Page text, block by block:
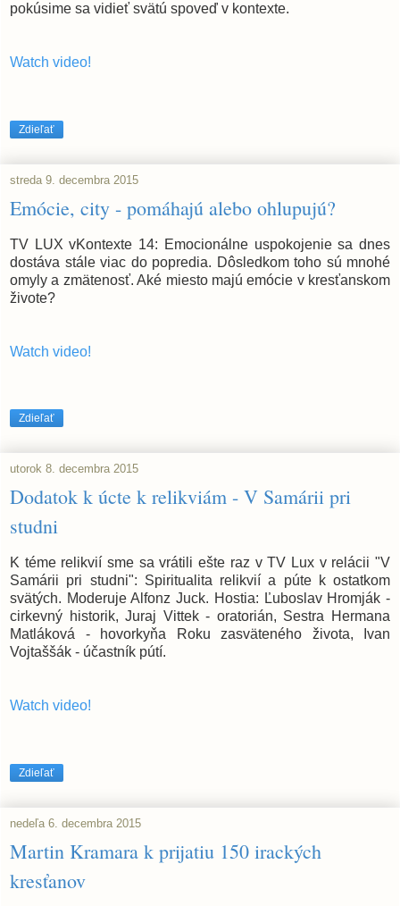
pokúsime sa vidieť svätú spoveď v kontexte.
Watch video!
Zdieľať
streda 9. decembra 2015
Emócie, city - pomáhajú alebo ohlupujú?
TV LUX vKontexte 14: Emocionálne uspokojenie sa dnes
dostáva stále viac do popredia. Dôsledkom toho sú mnohé
omyly a zmätenosť. Aké miesto majú emócie v kresťanskom
živote?
Watch video!
Zdieľať
utorok 8. decembra 2015
Dodatok k úcte k relikviám - V Samárii pri
studni
K téme relikvií sme sa vrátili ešte raz v TV Lux v relácii "V
Samárii pri studni": Spiritualita relikvií a púte k ostatkom
svätých. Moderuje Alfonz Juck. Hostia: Ľuboslav Hromják -
cirkevný historik, Juraj Vittek - oratorián, Sestra Hermana
Matláková - hovorkyňa Roku zasväteného života, Ivan
Vojtaššák - účastník pútí.
Watch video!
Zdieľať
nedeľa 6. decembra 2015
Martin Kramara k prijatiu 150 irackých
kresťanov